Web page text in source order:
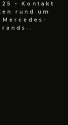
- Kontakt
rund um
Mercedes-